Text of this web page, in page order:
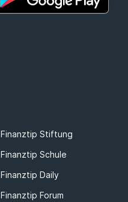
Finanztip Stiftung
Finanztip Schule
Finanztip Daily
Finanztip Forum